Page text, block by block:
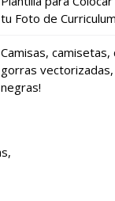
tu Foto de
Camisas, camisetas,
gorras vectorizadas,
negras!